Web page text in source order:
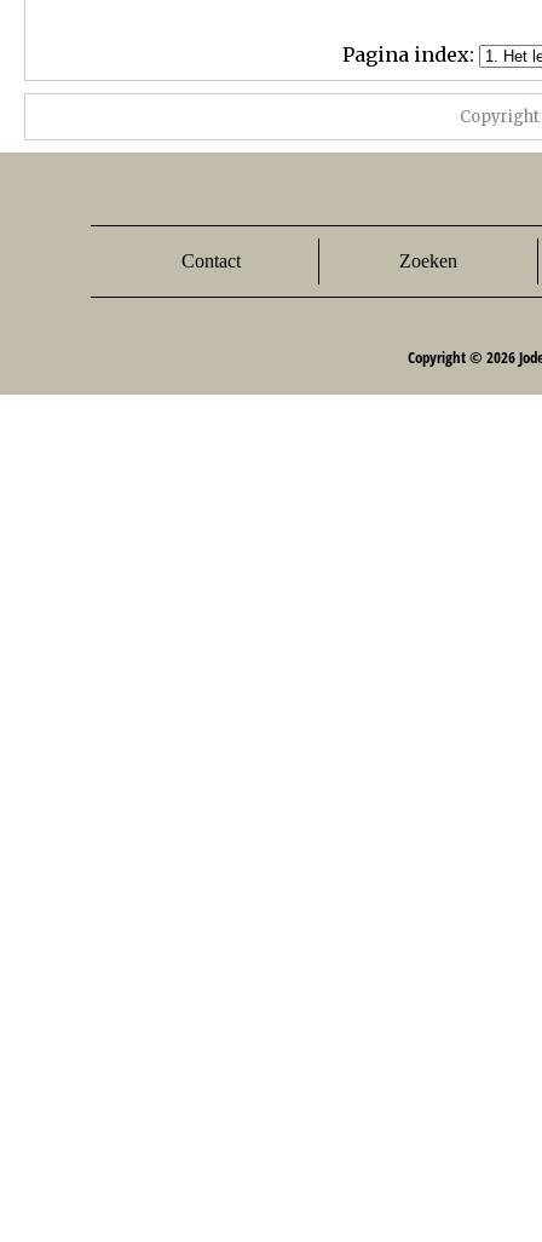
Pagina index:
Contact Zoeken
Copyright © 2026